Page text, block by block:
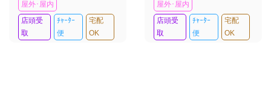
屋外･屋内
店頭受
取
ﾁｬｰﾀｰ
便
宅配
OK
屋外･屋内
店頭受
取
ﾁｬｰﾀｰ
便
宅配
OK